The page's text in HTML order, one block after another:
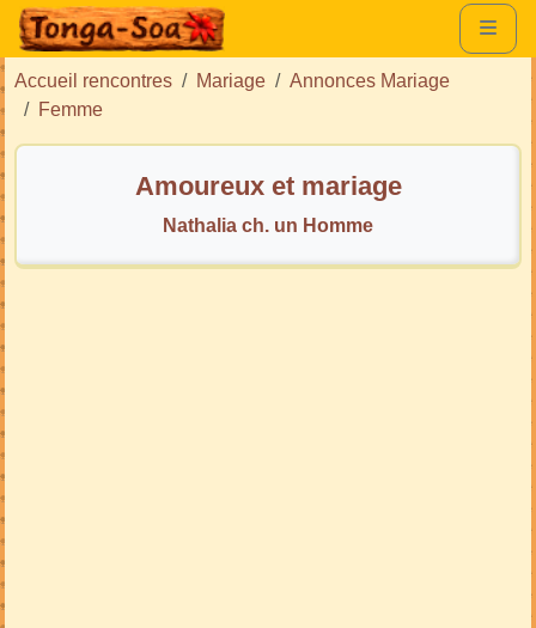
Accueil rencontres Mariage
Annonces Mariage
Femme
Amoureux et mariage
Nathalia ch. un Homme